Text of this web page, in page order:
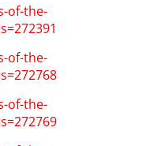
of-the-
of-the-
of-the-